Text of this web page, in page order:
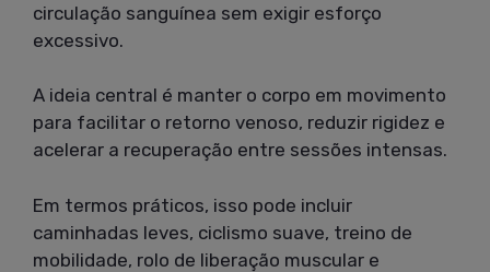
circulação sanguínea sem exigir esforço
excessivo.
A ideia central é manter o corpo em movimento
para facilitar o retorno venoso, reduzir rigidez e
acelerar a recuperação entre sessões intensas.
Em termos práticos, isso pode incluir
caminhadas leves, ciclismo suave, treino de
mobilidade, rolo de liberação muscular e